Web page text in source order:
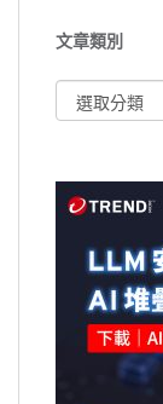
文章類別
章
別